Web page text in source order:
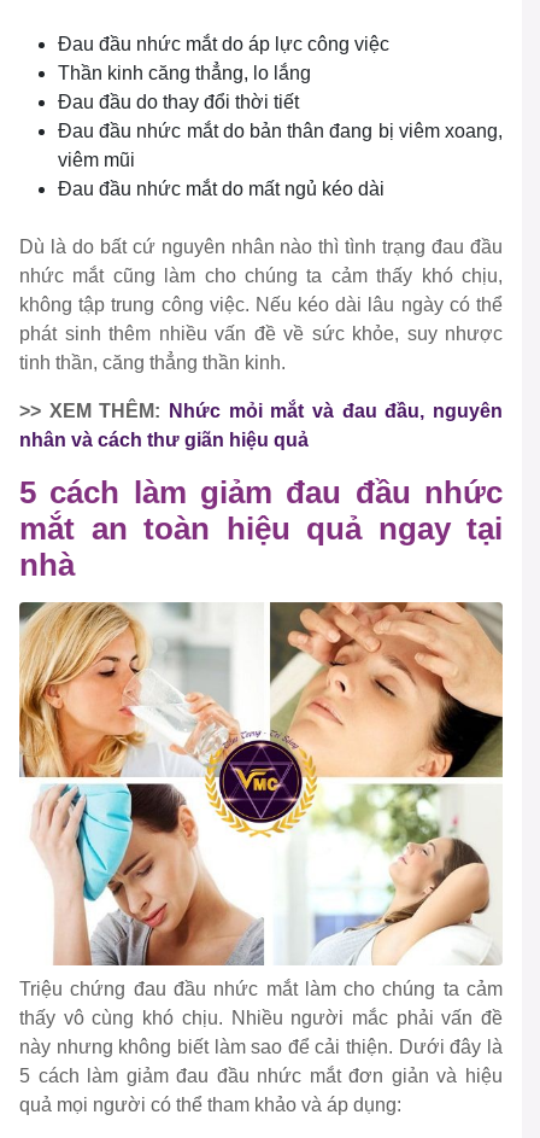
Đau đầu nhức mắt do áp lực công việc
Thần kinh căng thẳng, lo lắng
Đau đầu do thay đổi thời tiết
Đau đầu nhức mắt do bản thân đang bị viêm xoang,
viêm mũi
Đau đầu nhức mắt do mất ngủ kéo dài
Dù là do bất cứ nguyên nhân nào thì tình trạng đau đầu
nhức mắt cũng làm cho chúng ta cảm thấy khó chịu,
không tập trung công việc. Nếu kéo dài lâu ngày có thể
phát sinh thêm nhiều vấn đề về sức khỏe, suy nhược
tinh thần, căng thẳng thần kinh.
>> XEM THÊM:
Nhức mỏi mắt và đau đầu, nguyên
nhân và cách thư giãn hiệu quả
5 cách làm giảm đau đầu nhức
mắt an toàn hiệu quả ngay tại
nhà
Triệu chứng đau đầu nhức mắt làm cho chúng ta cảm
thấy vô cùng khó chịu. Nhiều người mắc phải vấn đề
này nhưng không biết làm sao để cải thiện. Dưới đây là
5 cách làm giảm đau đầu nhức mắt đơn giản và hiệu
quả mọi người có thể tham khảo và áp dụng: